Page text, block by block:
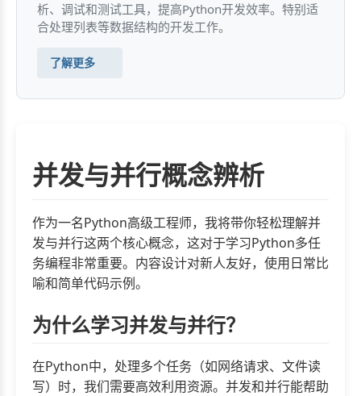
析、调试和测试工具，提高Python开发效率。特别适
合处理列表等数据结构的开发工作。
了解更多
并发与并行概念辨析
作为一名Python高级工程师，我将带你轻松理解并
发与并行这两个核心概念，这对于学习Python多任
务编程非常重要。内容设计对新人友好，使用日常比
喻和简单代码示例。
为什么学习并发与并行？
在Python中，处理多个任务（如网络请求、文件读
写）时，我们需要高效利用资源。并发和并行能帮助